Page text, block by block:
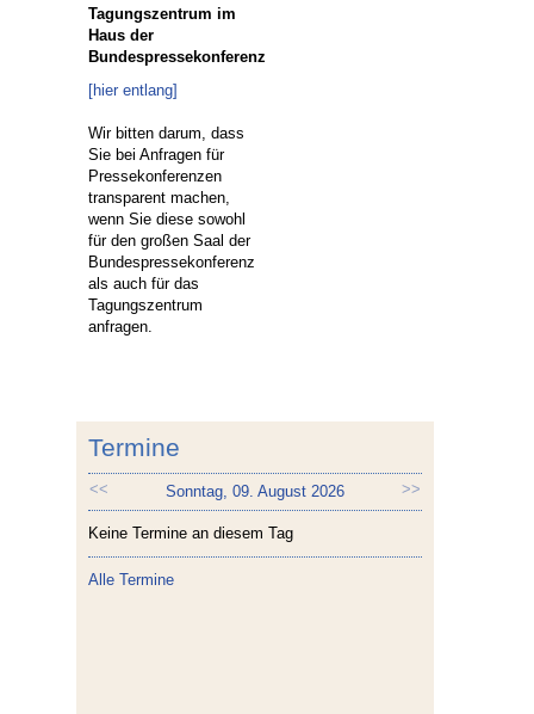
Tagungszentrum im
Haus der
Bundespressekonferenz
[hier entlang]
Wir bitten darum, dass
Sie bei Anfragen für
Pressekonferenzen
transparent machen,
wenn Sie diese sowohl
für den großen Saal der
Bundespressekonferenz
als auch für das
Tagungszentrum
anfragen.
Termine
Sonntag, 09. August 2026
Keine Termine an diesem Tag
Alle Termine
<< >>